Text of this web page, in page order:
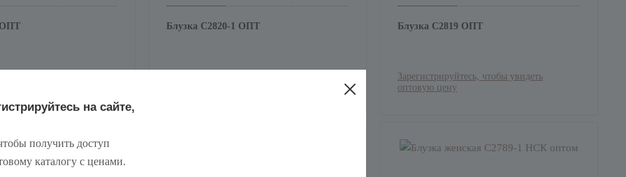
ОПТ
чтобы увидеть
Блузка С2820-1 ОПТ Блузка С2819 ОПТ
Зарегистрируйтесь, чтобы увидеть
оптовую цену
на сайте,
получить доступ
каталогу с ценами.